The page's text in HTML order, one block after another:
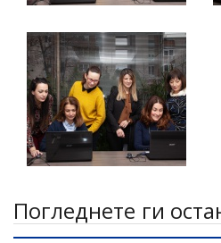
Погледнете ги